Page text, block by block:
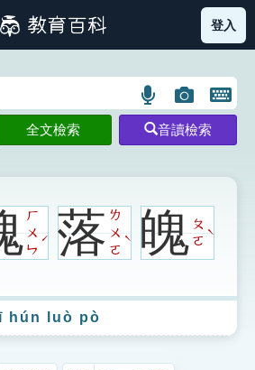
索引圖示 部首索引表圖示
登入
語
言
搜
示
圖
片
搜
示
開
鍵
圖
全文檢索 音讀檢索
ㄏ
ㄨ
ㄣ
ˊ 落ㄌ
ㄨ
ㄛ
ˋ 魄ㄆ
ㄛ
ˋ
hún luò pò